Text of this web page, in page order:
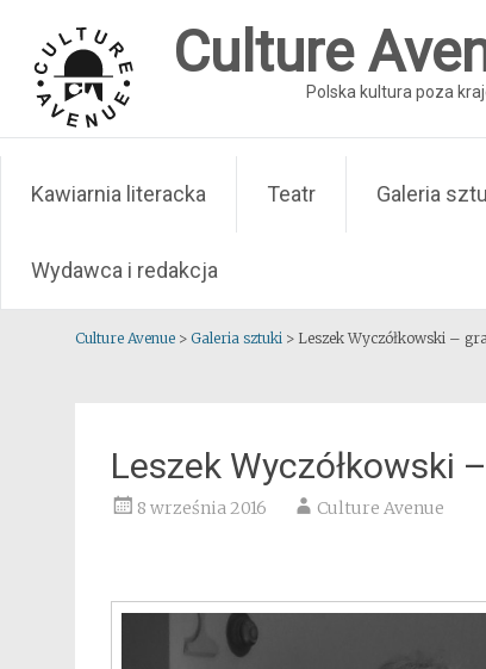
content
Culture
Polska kultura poza
Kawiarnia literacka Teatr Galeria
Wydawca i redakcja
Culture Avenue > Galeria sztuki > Leszek Wyczółkowski –
Leszek Wyczółkowski
8 września 2016 Culture Avenue